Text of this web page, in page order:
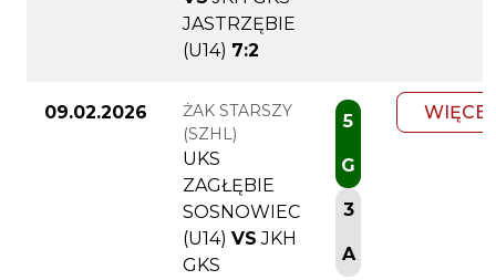
JASTRZĘBIE
(U14) 7:2
09.02.2026
ŻAK STARSZY
(SZHL)
UKS
ZAGŁĘBIE
SOSNOWIEC
(U14) VS JKH
GKS
5
G
3
A
WIĘCEJ